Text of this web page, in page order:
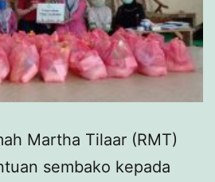
Martha Tilaar (RMT)
sembako kepada